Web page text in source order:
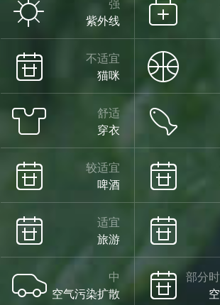
25°
小雨
08/15
强
紫外线
不适宜
猫咪
舒适
穿衣
较适宜
啤酒
适宜
旅游
中
空气污染扩散
部分